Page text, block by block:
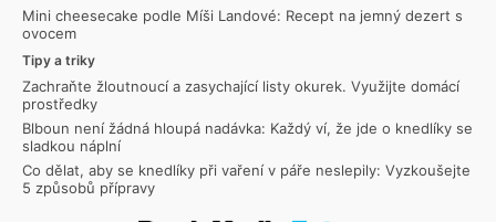
Mini cheesecake podle Míši Landové: Recept na jemný dezert s
ovocem
Tipy a triky
Zachraňte žloutnoucí a zasychající listy okurek. Využijte domácí
prostředky
Blboun není žádná hloupá nadávka: Každý ví, že jde o knedlíky se
sladkou náplní
Co dělat, aby se knedlíky při vaření v páře neslepily: Vyzkoušejte
5 způsobů přípravy